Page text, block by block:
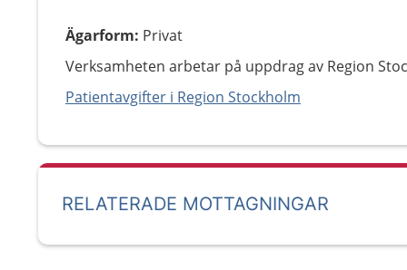
Ägarform: Privat
Verksamheten arbetar på uppdrag av Region
Patientavgifter i Region Stockholm
RELATERADE MOTTAGNINGAR